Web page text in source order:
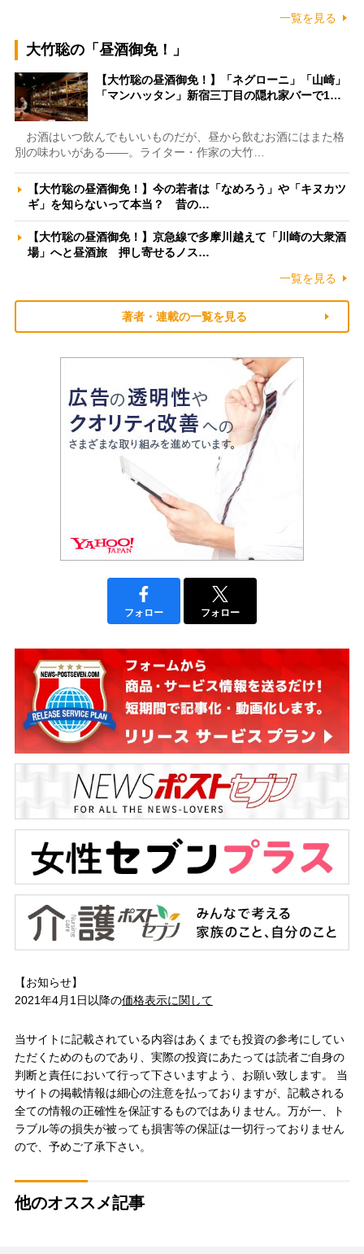
一覧を見る
大竹聡の「昼酒御免！」
【大竹聡の昼酒御免！】「ネグローニ」「山崎」
「マンハッタン」新宿三丁目の隠れ家バーで1…
お酒はいつ飲んでもいいものだが、昼から飲むお酒にはまた格
別の味わいがある――。ライター・作家の大竹…
【大竹聡の昼酒御免！】今の若者は「なめろう」や「キヌカツ
ギ」を知らないって本当？ 昔の…
【大竹聡の昼酒御免！】京急線で多摩川越えて「川崎の大衆酒
場」へと昼酒旅 押し寄せるノス…
一覧を見る
著者・連載の一覧を見る
フォロー フォロー
【お知らせ】
2021年4月1日以降の価格表示に関して
当サイトに記載されている内容はあくまでも投資の参考にしてい
ただくためのものであり、実際の投資にあたっては読者ご自身の
判断と責任において行って下さいますよう、お願い致します。 当
サイトの掲載情報は細心の注意を払っておりますが、記載される
全ての情報の正確性を保証するものではありません。万が一、ト
ラブル等の損失が被っても損害等の保証は一切行っておりません
ので、予めご了承下さい。
他のオススメ記事